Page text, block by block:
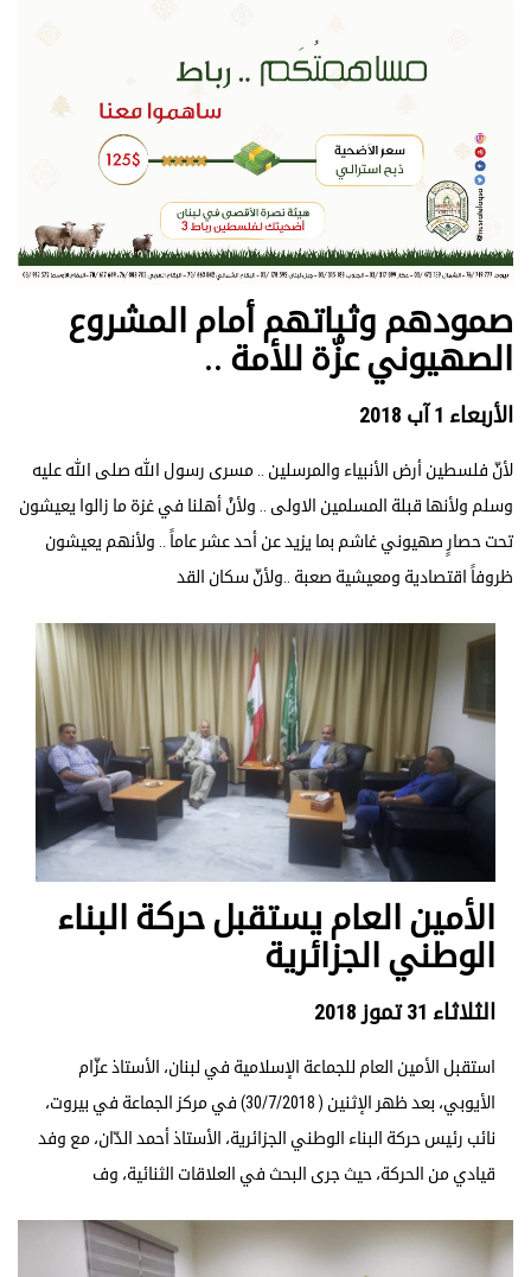
صمودهم وثباتهم أمام المشروع
الصهيوني عزّة للأمة ..
الأربعاء 1 آب 2018
لأنّ فلسطين أرض الأنبياء والمرسلين .. مسرى رسول الله صلى الله عليه
وسلم ولأنها قبلة المسلمين الاولى .. ولأنْ أهلنا في غزة ما زالوا يعيشون
تحت حصارٍ صهيوني غاشم بما يزيد عن أحد عشر عاماً .. ولأنهم يعيشون
ظروفاً اقتصادية ومعيشية صعبة ..ولأنّ سكان القد
الأمين العام يستقبل حركة البناء
الوطني الجزائرية
الثلاثاء 31 تموز 2018
استقبل الأمين العام للجماعة الإسلامية في لبنان، الأستاذ عزّام
الأيوبي، بعد ظهر الإثنين ( 30/7/2018) في مركز الجماعة في بيروت،
نائب رئيس حركة البناء الوطني الجزائرية، الأستاذ أحمد الدّان، مع وفد
قيادي من الحركة، حيث جرى البحث في العلاقات الثنائية، وف